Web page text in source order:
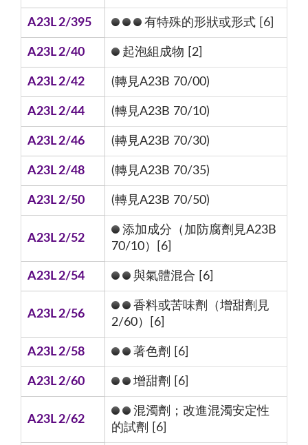
A23L 2/395 有特殊的形狀或形式 [6]
A23L 2/40 起泡組成物 [2]
A23L 2/42 (轉見A23B 70/00)
A23L 2/44 (轉見A23B 70/10)
A23L 2/46 (轉見A23B 70/30)
A23L 2/48 (轉見A23B 70/35)
A23L 2/50 (轉見A23B 70/50)
A23L 2/52
添加成分（加防腐劑見A23B
70/10）[6]
A23L 2/54 與氣體混合 [6]
A23L 2/56
香料或苦味劑（增甜劑見
2/60）[6]
A23L 2/58 著色劑 [6]
A23L 2/60 增甜劑 [6]
A23L 2/62
混濁劑；改進混濁安定性
的試劑 [6]